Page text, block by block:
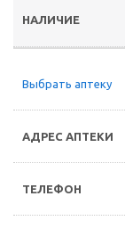
Выбрать аптеку